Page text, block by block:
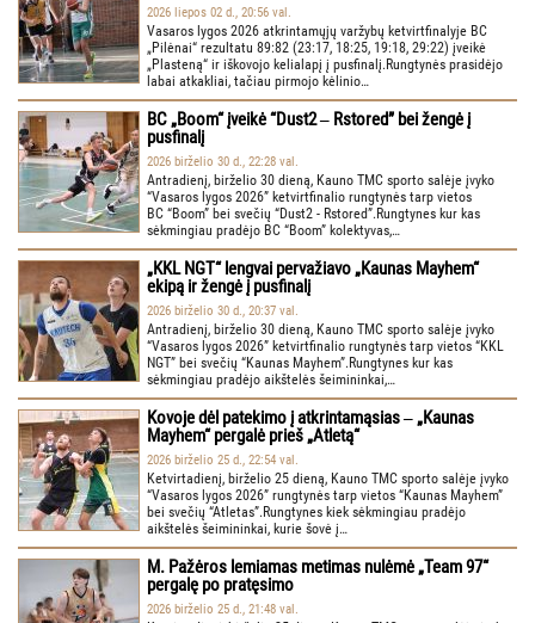
2026 liepos 02 d., 20:56 val.
Vasaros lygos 2026 atkrintamųjų varžybų ketvirtfinalyje BC
„Pilėnai“ rezultatu 89:82 (23:17, 18:25, 19:18, 29:22) įveikė
„Plasteną“ ir iškovojo kelialapį į pusfinalį.Rungtynės prasidėjo
labai atkakliai, tačiau pirmojo kėlinio…
BC „Boom“ įveikė “Dust2 ‒ Rstored” bei žengė į
pusfinalį
2026 birželio 30 d., 22:28 val.
Antradienį, birželio 30 dieną, Kauno TMC sporto salėje įvyko
“Vasaros lygos 2026” ketvirtfinalio rungtynės tarp vietos
BC “Boom” bei svečių “Dust2 - Rstored”.Rungtynes kur kas
sėkmingiau pradėjo BC “Boom” kolektyvas,…
„KKL NGT“ lengvai pervažiavo „Kaunas Mayhem“
ekipą ir žengė į pusfinalį
2026 birželio 30 d., 20:37 val.
Antradienį, birželio 30 dieną, Kauno TMC sporto salėje įvyko
“Vasaros lygos 2026” ketvirtfinalio rungtynės tarp vietos “KKL
NGT” bei svečių “Kaunas Mayhem”.Rungtynes kur kas
sėkmingiau pradėjo aikštelės šeimininkai,…
Kovoje dėl patekimo į atkrintamąsias ‒ „Kaunas
Mayhem“ pergalė prieš „Atletą“
2026 birželio 25 d., 22:54 val.
Ketvirtadienį, birželio 25 dieną, Kauno TMC sporto salėje įvyko
“Vasaros lygos 2026” rungtynės tarp vietos “Kaunas Mayhem”
bei svečių “Atletas”.Rungtynes kiek sėkmingiau pradėjo
aikštelės šeimininkai, kurie šovė į…
M. Pažėros lemiamas metimas nulėmė „Team 97“
pergalę po pratęsimo
2026 birželio 25 d., 21:48 val.